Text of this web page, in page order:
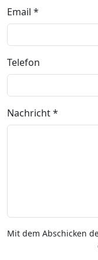
Email *
Telefon
Nachricht *
Mit dem Abschicken